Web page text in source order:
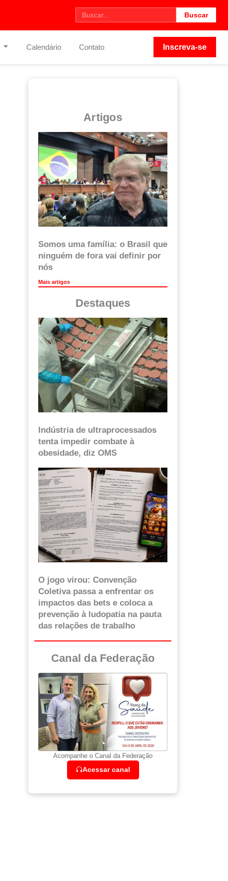
Buscar
Calendário Contato Inscreva-se
Artigos
Somos uma família: o Brasil que
ninguém de fora vai definir por
nós
Mais artigos
Destaques
Indústria de ultraprocessados
tenta impedir combate à
obesidade, diz OMS
O jogo virou: Convenção
Coletiva passa a enfrentar os
impactos das bets e coloca a
prevenção à ludopatia na pauta
das relações de trabalho
Canal da Federação
Acompanhe o Canal da Federação
Acessar canal